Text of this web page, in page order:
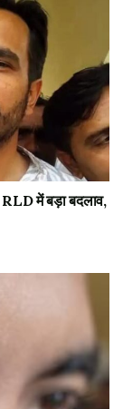
में बड़ा बदलाव,